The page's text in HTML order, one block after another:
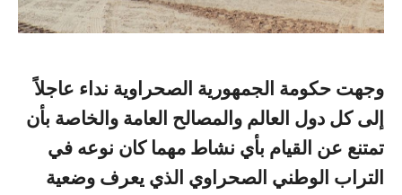
وجهت حكومة الجمهورية الصحراوية نداء عاجلاً
إلى كل دول العالم والمصالح العامة والخاصة بأن
تمتنع عن القيام بأي نشاط مهما كان نوعه في
التراب الوطني الصحراوي الذي يعرف وضعية